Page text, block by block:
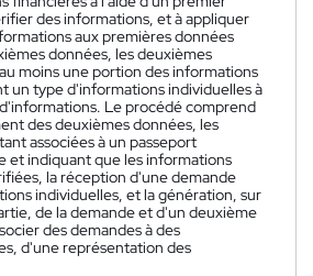
des informations, et à appliquer
aux premières données
données, les deuxièmes
moins une portion des informations
un type d'informations individuelles à
Le procédé comprend
des deuxièmes données, les
associées à un passeport
et indiquant que les informations
la réception d'une demande
individuelles, et la génération, sur
de la demande et d'un deuxième
des demandes à des
d'une représentation des